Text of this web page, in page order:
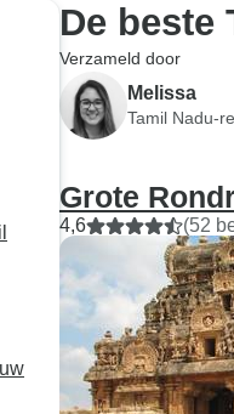
De beste
Verzameld door
Melissa
Tamil Nadu-
Grote
4,6 (52